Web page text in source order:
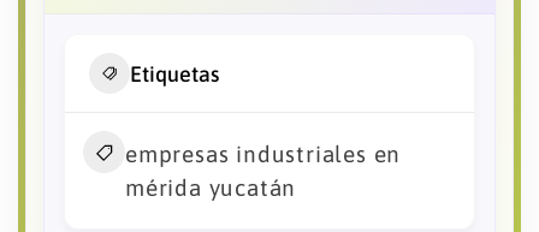
Etiquetas
empresas industriales en
mérida yucatán